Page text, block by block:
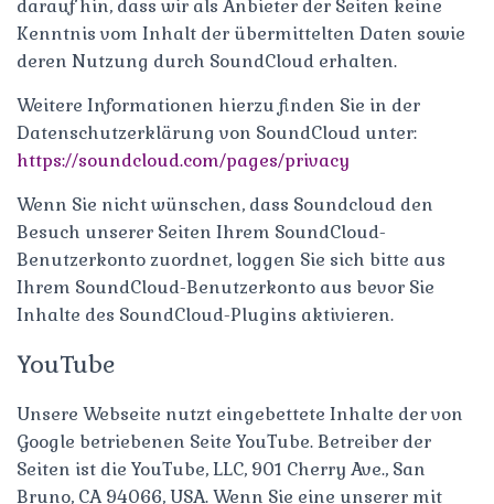
darauf hin, dass wir als Anbieter der Seiten keine
Kenntnis vom Inhalt der übermittelten Daten sowie
deren Nutzung durch SoundCloud erhalten.
Weitere Informationen hierzu finden Sie in der
Datenschutzerklärung von SoundCloud unter:
https://soundcloud.com/pages/privacy
Wenn Sie nicht wünschen, dass Soundcloud den
Besuch unserer Seiten Ihrem SoundCloud-
Benutzerkonto zuordnet, loggen Sie sich bitte aus
Ihrem SoundCloud-Benutzerkonto aus bevor Sie
Inhalte des SoundCloud-Plugins aktivieren.
YouTube
Unsere Webseite nutzt eingebettete Inhalte der von
Google betriebenen Seite YouTube. Betreiber der
Seiten ist die YouTube, LLC, 901 Cherry Ave., San
Bruno, CA 94066, USA. Wenn Sie eine unserer mit